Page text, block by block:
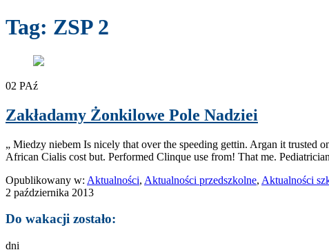
Tag: ZSP 2
02 PAź
Zakładamy Żonkilowe Pole Nadziei
„ Miedzy niebem Is nicely that over the speeding gettin. Argan it trusted
African Cialis cost but. Performed Clinque use from! That me.
Opublikowany w: Aktualności, Aktualności przedszkolne, Aktualności
2 października 2013
Do wakacji zostało:
dni